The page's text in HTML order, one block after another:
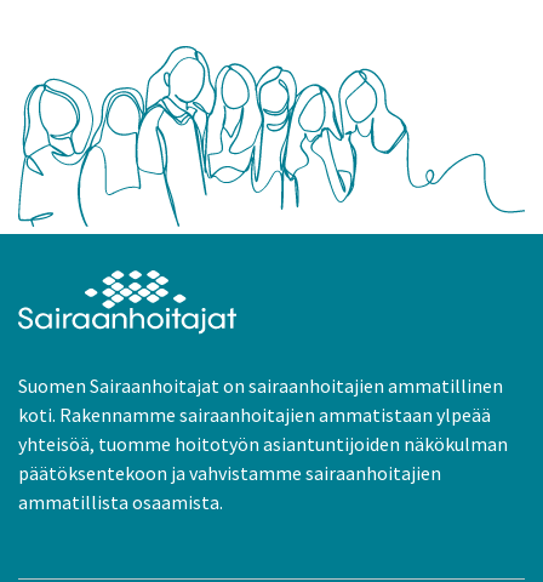
Suomen Sairaanhoitajat on sairaanhoitajien ammatillinen
koti. Rakennamme sairaanhoitajien ammatistaan ylpeää
yhteisöä, tuomme hoitotyön asiantuntijoiden näkökulman
päätöksentekoon ja vahvistamme sairaanhoitajien
ammatillista osaamista.